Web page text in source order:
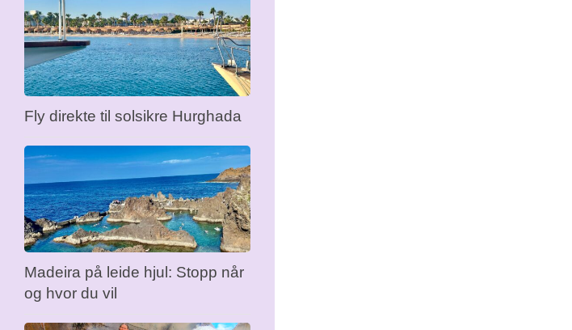
Fly direkte til solsikre Hurghada
Madeira på leide hjul: Stopp når
og hvor du vil